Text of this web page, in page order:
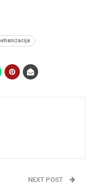
NEXT POST